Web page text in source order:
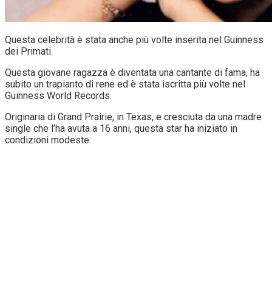
Questa celebrità è stata anche più volte inserita nel Guinness
dei Primati.
Questa giovane ragazza è diventata una cantante di fama, ha
subito un trapianto di rene ed è stata iscritta più volte nel
Guinness World Records.
Originaria di Grand Prairie, in Texas, e cresciuta da una madre
single che l’ha avuta a 16 anni, questa star ha iniziato in
condizioni modeste.